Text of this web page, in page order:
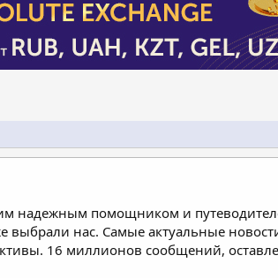
надежным помощником и
нас. Самые актуальные
16 миллионов сообщений,